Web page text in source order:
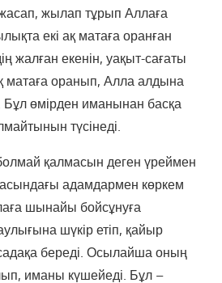
жылап тұрып Аллаға
екі ақ матаға оранған
жалған екенін, уақыт-сағаты
матаға оранып, Алла алдына
Бұл өмірден иманынан басқа
түсінеді.
қалмасын деген үреймен
адамдармен көркем
шынайы бойсұнуға
шүкір етіп, қайыр
береді. Осылайша оның
иманы күшейеді. Бұл –